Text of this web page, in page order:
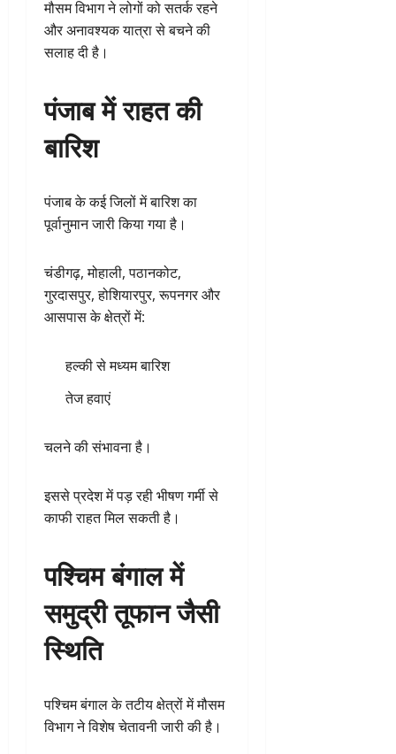
मौसम विभाग ने लोगों को सतर्क रहने
और अनावश्यक यात्रा से बचने की
सलाह दी है।
पंजाब में राहत की
बारिश
पंजाब के कई जिलों में बारिश का
पूर्वानुमान जारी किया गया है।
चंडीगढ़, मोहाली, पठानकोट,
गुरदासपुर, होशियारपुर, रूपनगर और
आसपास के क्षेत्रों में:
हल्की से मध्यम बारिश
तेज हवाएं
चलने की संभावना है।
इससे प्रदेश में पड़ रही भीषण गर्मी से
काफी राहत मिल सकती है।
पश्चिम बंगाल में
समुद्री तूफान जैसी
स्थिति
पश्चिम बंगाल के तटीय क्षेत्रों में मौसम
विभाग ने विशेष चेतावनी जारी की है।